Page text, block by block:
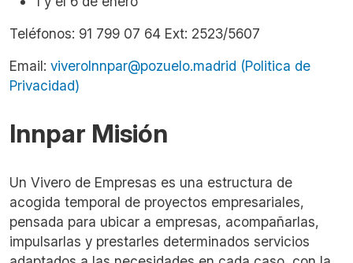
Teléfonos: 91 799 07 64 Ext: 2523/5607
Email: viveroInnpar@pozuelo.madrid (Politica de
Privacidad)
Innpar Misión
Un Vivero de Empresas es una estructura de
acogida temporal de proyectos empresariales,
pensada para ubicar a empresas, acompañarlas,
impulsarlas y prestarles determinados servicios